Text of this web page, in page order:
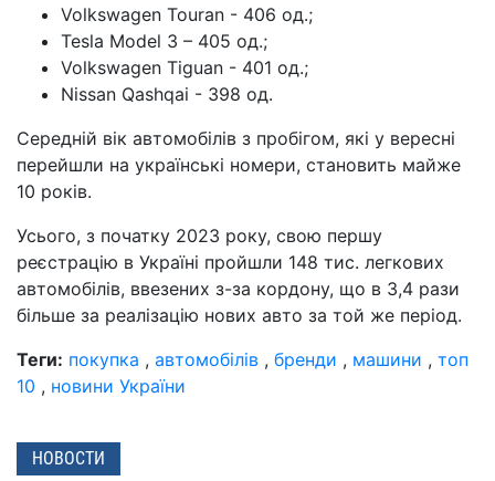
Volkswagen Touran - 406 од.;
Tesla Model 3 – 405 од.;
Volkswagen Tiguan - 401 од.;
Nissan Qashqai - 398 од.
Середній вік автомобілів з пробігом, які у вересні
перейшли на українські номери, становить майже
10 років.
Усього, з початку 2023 року, свою першу
реєстрацію в Україні пройшли 148 тис. легкових
автомобілів, ввезених з-за кордону, що в 3,4 рази
більше за реалізацію нових авто за той же період.
Теги: покупка , автомобілів , бренди , машини , топ
10 , новини України
НОВОСТИ